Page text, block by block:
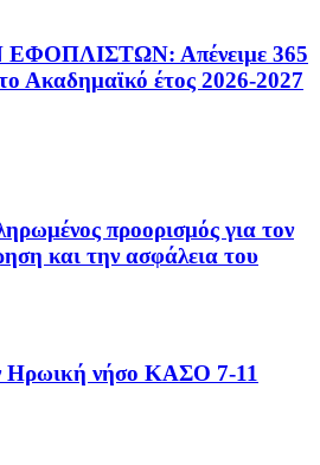
Απένειμε 365
έτος 2026-2027
προορισμός για τον
και την ασφάλεια του
νήσο ΚΑΣΟ 7-11